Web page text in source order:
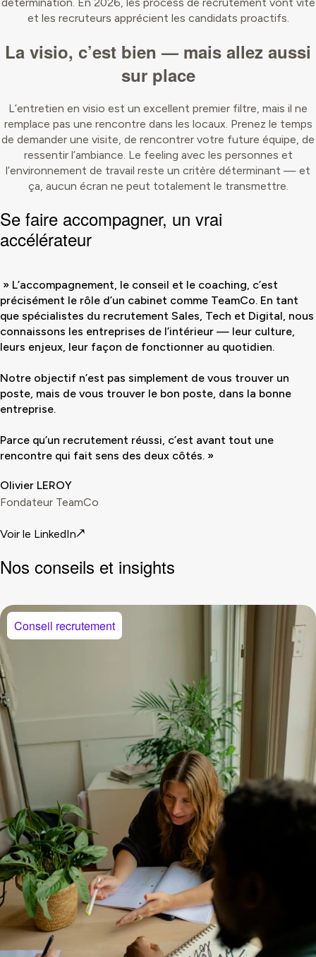
et les recruteurs apprécient les candidats proactifs.
La visio, c’est bien — mais allez aussi
sur place
L’entretien en visio est un excellent premier filtre, mais il ne
remplace pas une rencontre dans les locaux. Prenez le temps
de demander une visite, de rencontrer votre future équipe, de
ressentir l’ambiance. Le feeling avec les personnes et
l’environnement de travail reste un critère déterminant — et
ça, aucun écran ne peut totalement le transmettre.
Se faire accompagner, un vrai
accélérateur
» L’accompagnement, le conseil et le coaching, c’est
précisément le rôle d’un cabinet comme TeamCo. En tant
que spécialistes du recrutement Sales, Tech et Digital, nous
connaissons les entreprises de l’intérieur — leur culture,
leurs enjeux, leur façon de fonctionner au quotidien.
Notre objectif n’est pas simplement de vous trouver un
poste, mais de vous trouver le bon poste, dans la bonne
entreprise.
Parce qu’un recrutement réussi, c’est avant tout une
rencontre qui fait sens des deux côtés. »
Olivier LEROY
Fondateur TeamCo
Voir le LinkedIn
Nos conseils et insights
Conseil recrutement